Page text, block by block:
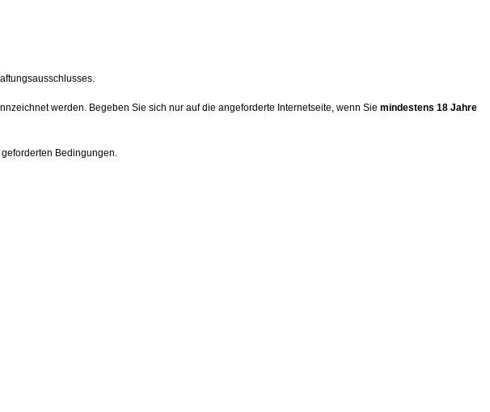
werden. Begeben Sie sich nur auf die angeforderte Internetseite, wenn Sie mindestens 18 Jahre
Bedingungen.